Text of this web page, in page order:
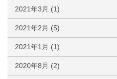
2021年3月 (1)
2021年2月 (5)
2021年1月 (1)
2020年8月 (2)